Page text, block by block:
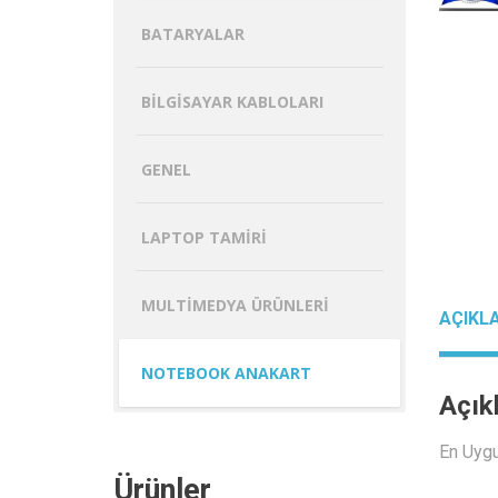
En
BATARYALAR
BILGISAYAR KABLOLARI
GENEL
LAPTOP TAMIRI
MULTIMEDYA ÜRÜNLERI
NOTEBOOK ANAKART
Ürünler